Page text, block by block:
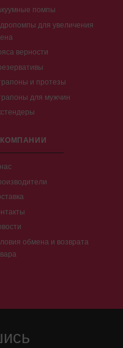
помпы
для увеличения
верности
и протезы
для мужчин
обмена и возврата